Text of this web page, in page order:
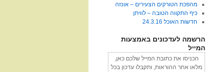
מהפכת הטורקים הצעירים – אונזה
כיף התקווה הטובה – לוויתן
חדשות האוכל 24.3.16
הרשמה לעדכונים באמצעות
המייל
הכניסו את כתובת המייל שלכם כאן,
מלאו אחר ההוראות, ותקבלו עדכון בכל